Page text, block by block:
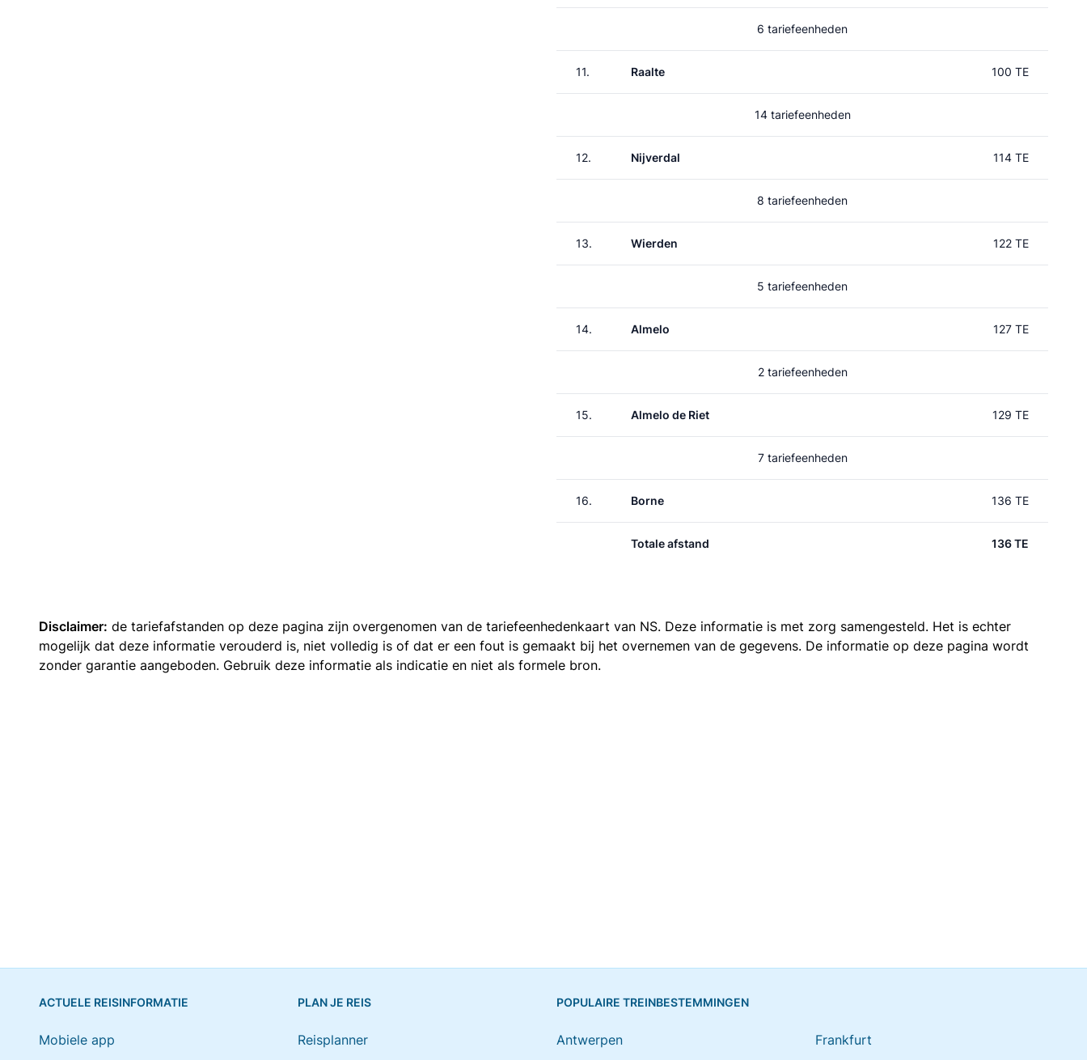
6 tariefeenheden
11. Raalte 100 TE
14 tariefeenheden
12. Nijverdal 114 TE
8 tariefeenheden
13. Wierden 122 TE
5 tariefeenheden
14. Almelo 127 TE
2 tariefeenheden
15. Almelo de Riet 129 TE
7 tariefeenheden
16. Borne 136 TE
Totale afstand 136 TE
Disclaimer: de tariefafstanden op deze pagina zijn overgenomen van de tariefeenhedenkaart van NS. Deze informatie is met zorg samengesteld. Het is echter
mogelijk dat deze informatie verouderd is, niet volledig is of dat er een fout is gemaakt bij het overnemen van de gegevens. De informatie op deze pagina wordt
zonder garantie aangeboden. Gebruik deze informatie als indicatie en niet als formele bron.
ACTUELE REISINFORMATIE
Mobiele app
PLAN JE REIS
Reisplanner
POPULAIRE TREINBESTEMMINGEN
Antwerpen Frankfurt